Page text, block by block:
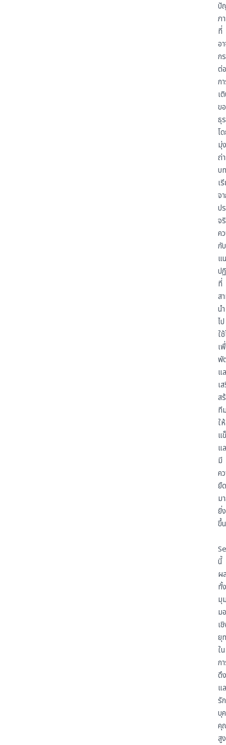
ปั
ภ
ที่
อ
ก
ต่อ
ก
เ
ข
ธุ
โ
มุ่ง
ถ่
บท
เ
จ
ป
จ
ค
กับ
แ
ป
ที่
ส
นำ
ไป
ใ
เ
พั
แ
เ
ส
ที
ให้
แ
แ
มี
ค
ยื
ม
ยิ่ง
ขึ้
นี้
ผ
ทั้ง
มุ
ม
เ
ยุ
ใน
ก
ดึ
แ
รั
บุ
คุ
สูง